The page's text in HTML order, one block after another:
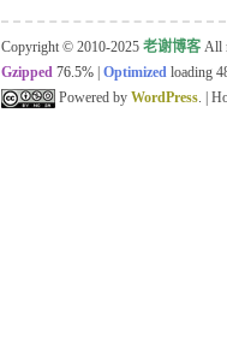
Copyright © 2010-2025 老谢博客 All
Gzipped 76.5% Optimized loading
Powered by WordPress. |